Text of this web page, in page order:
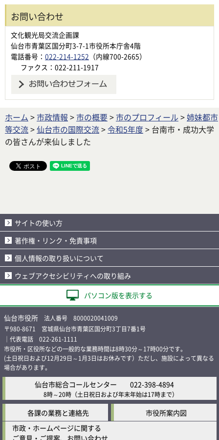
お問い合わせ
文化観光局交流企画課
仙台市青葉区国分町3-7-1市役所本庁舎4階
電話番号： 022-214-1252 （内線700-2665）
ファクス：022-211-1917
ホーム >市政情報 >市の概要>市のプロフィール >姉妹都市
等交流>仙台市の国際交流>令和5年度 > 台南市・成功大学
の皆さんが来仙しました
サイトの使い方
著作権・リンク・免責事項
個人情報の取り扱いについて
ウェブアクセシビリティへの取り組み
パソコン版を表示する
仙台市役所 法人番号 8000020041009
〒980-8671 宮城県仙台市青葉区国分町3丁目7番1号
｜代表電話 022-261-1111
市役所・区役所などの一般的な業務時間は8時30分～17時00分です。
(土日祝日および12月29日～1月3日はお休みです）ただし、施設によって異なる
場合があります。
仙台市総合コールセンター 022-398-4894
8時～20時 （土日祝日および年末年始は17時まで）
各課の業務と連絡先
市役所案内図
市政・ホームページに関する